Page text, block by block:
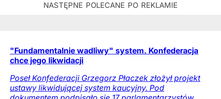
"Fundamentalnie wadliwy" system. Konfederacja
chce jego likwidacji
Poseł Konfederacji Grzegorz Płaczek złożył projekt
ustawy likwidującej system kaucyjny. Pod